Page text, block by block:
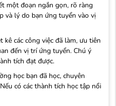
một đoạn ngắn gọn, rõ ràng
và lý do bạn ứng tuyển vào vị
kê các công việc đã làm, ưu tiên
đến vị trí ứng tuyển. Chú ý
tích đạt được.
học bạn đã học, chuyên
có các thành tích học tập nổi